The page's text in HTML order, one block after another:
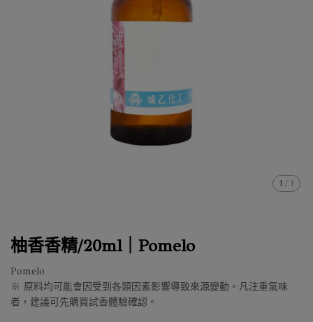
1 / 1
柚香香精/20ml｜Pomelo
Pomelo
※ 原料均可能會因受到各類因素影響導致來源變動。凡注重氣味
者，建議可先購買試香體驗確認。